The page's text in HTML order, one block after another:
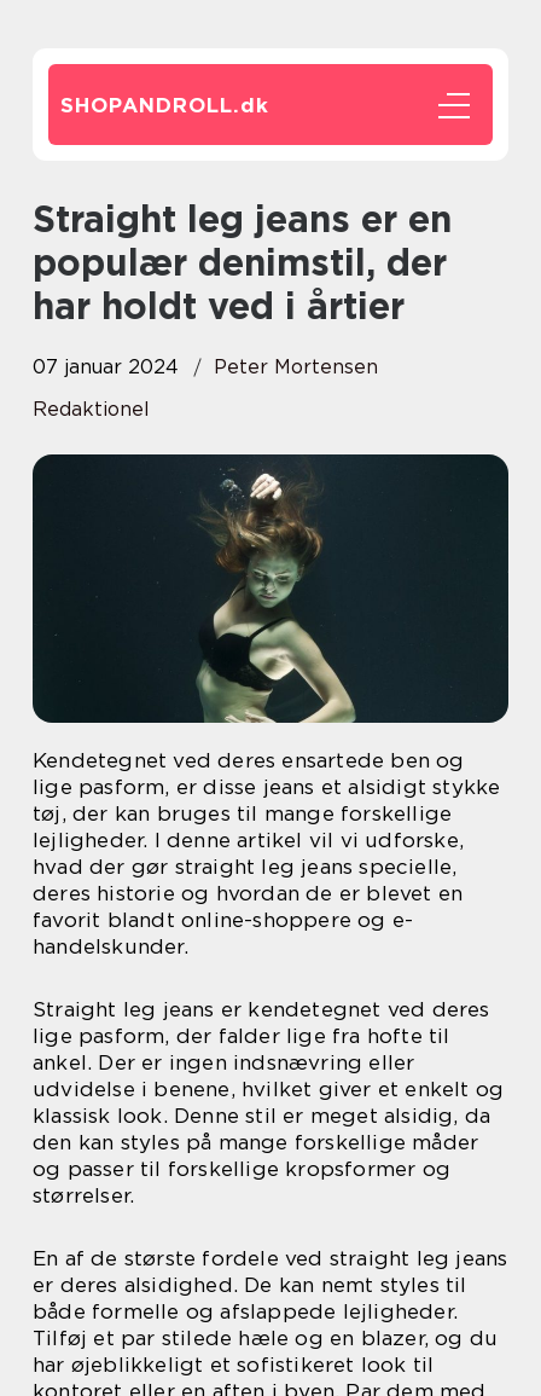
SHOPANDROLL.dk
Straight leg jeans er en
populær denimstil, der
har holdt ved i årtier
07 januar 2024
Peter Mortensen
Redaktionel
Kendetegnet ved deres ensartede ben og
lige pasform, er disse jeans et alsidigt stykke
tøj, der kan bruges til mange forskellige
lejligheder. I denne artikel vil vi udforske,
hvad der gør straight leg jeans specielle,
deres historie og hvordan de er blevet en
favorit blandt online-shoppere og e-
handelskunder.
Straight leg jeans er kendetegnet ved deres
lige pasform, der falder lige fra hofte til
ankel. Der er ingen indsnævring eller
udvidelse i benene, hvilket giver et enkelt og
klassisk look. Denne stil er meget alsidig, da
den kan styles på mange forskellige måder
og passer til forskellige kropsformer og
størrelser.
En af de største fordele ved straight leg jeans
er deres alsidighed. De kan nemt styles til
både formelle og afslappede lejligheder.
Tilføj et par stilede hæle og en blazer, og du
har øjeblikkeligt et sofistikeret look til
kontoret eller en aften i byen. Par dem med